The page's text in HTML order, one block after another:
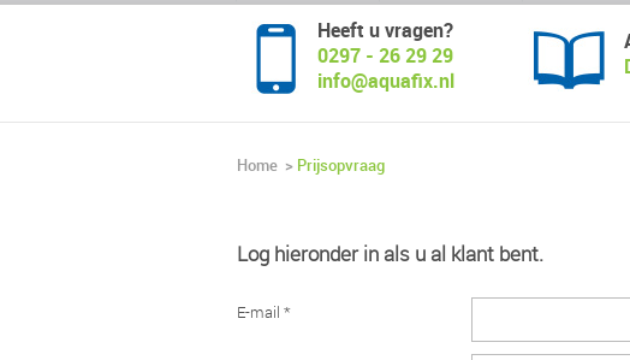
Heeft u vragen?
0297 - 26 29 29
info@aquafix.nl
Home > Prijsopvraag
Log hieronder in als u al klant bent.
E-mail *